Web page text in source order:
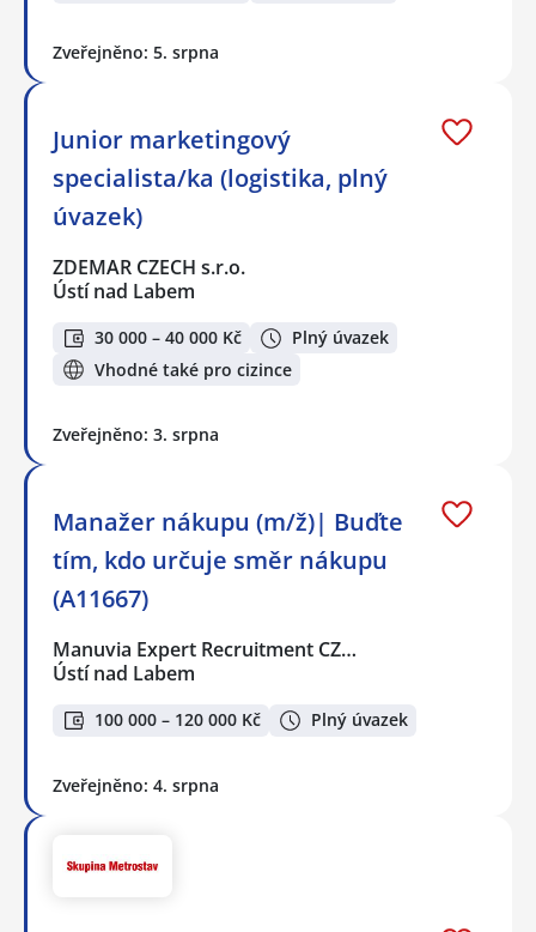
Zveřejněno: 5. srpna
Junior marketingový
specialista/ka (logistika, plný
úvazek)
ZDEMAR CZECH s.r.o.
Ústí nad Labem
30 000 – 40 000 Kč
Plný úvazek
Vhodné také pro cizince
Zveřejněno: 3. srpna
Manažer nákupu (m/ž)| Buďte
tím, kdo určuje směr nákupu
(A11667)
Manuvia Expert Recruitment CZ…
Ústí nad Labem
100 000 – 120 000 Kč Plný úvazek
Zveřejněno: 4. srpna